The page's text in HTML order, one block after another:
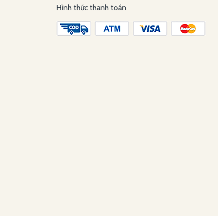
Hình thức thanh toán